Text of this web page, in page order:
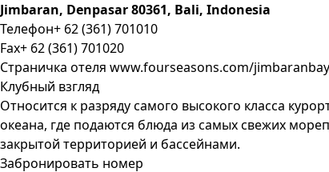
Jimbaran, Denpasar 80361, Bali, Indonesia
Телефон+ 62 (361) 701010
Fax+ 62 (361) 701020
Страничка отеля www.fourseasons.com/jimbaranbay
Клубный взгляд
Относится к разряду самого высокого класса
океана, где подаются блюда из самых свежих
закрытой территорией и бассейнами.
Забронировать номер